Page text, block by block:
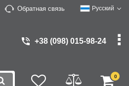
Обратная связь Русский
+38 (098) 015-98-24
0